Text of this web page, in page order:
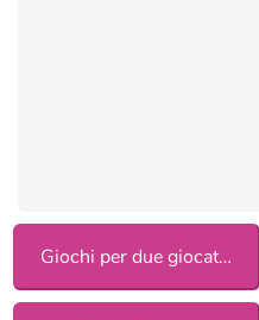
Giochi per due giocatori